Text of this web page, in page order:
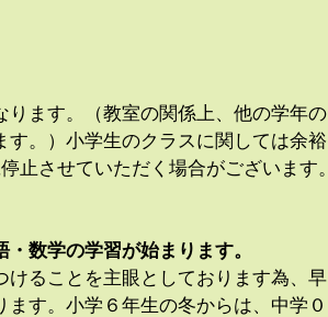
ます。（教室の関係上、他の学年の
。）小学生のクラスに関しては余裕
止させていただく場合がございます。
数学の学習が始まります。
ることを主眼としております為、早
す。小学６年生の冬からは、中学０